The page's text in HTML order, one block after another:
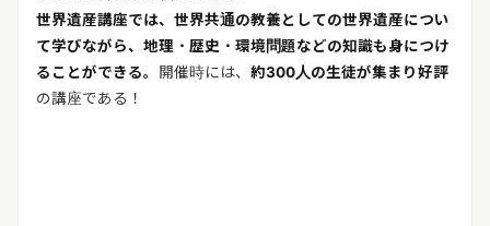
世界遺産講座では、世界共通の教養としての世界遺産につい
て学びながら、地理・歴史・環境問題などの知識も身につけ
ることができる。
開催時には、 約300人の生徒が集まり好評
の講座である！